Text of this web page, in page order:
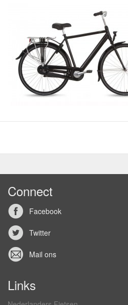
Connect
Facebook
Twitter
Mail ons
Links